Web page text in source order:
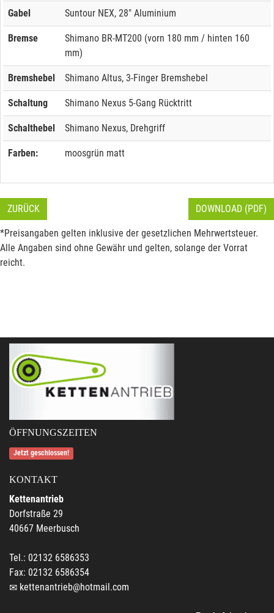
Gabel Suntour NEX, 28" Aluminium
Bremse
Shimano BR-MT200 (vorn 180 mm / hinten 160
mm)
Bremshebel Shimano Altus, 3-Finger Bremshebel
Schaltung Shimano Nexus 5-Gang Rücktritt
Schalthebel Shimano Nexus, Drehgriff
Farben: moosgrün matt
ZURÜCK DOWNLOAD (PDF)
*Preisangaben gelten inklusive der gesetzlichen Mehrwertsteuer.
Alle Angaben sind ohne Gewähr und gelten, solange der Vorrat
reicht.
ÖFFNUNGSZEITEN
Jetzt geschlossen!
KONTAKT
Kettenantrieb
Dorfstraße 29
40667 Meerbusch
Tel.: 02132 6586353
Fax: 02132 6586354
kettenantrieb@hotmail.com